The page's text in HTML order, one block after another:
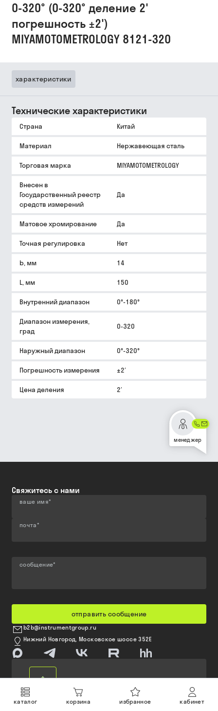
каталог корзина избранное кабинет
0-320° (0-320° деление 2'
погрешность ±2')
MIYAMOTOMETROLOGY 8121-320
характеристики
Технические характеристики
Страна Китай
Материал Нержавеющая сталь
Торговая марка MIYAMOTOMETROLOGY
Внесен в
Государственный реестр
средств измерений
Да
Матовое хромирование Да
Точная регулировка Нет
b, мм 14
L, мм 150
Внутренний диапазон 0°-180°
Диапазон измерения,
град
0-320
Наружный диапазон 0°-320°
Погрешность измерения ±2′
Цена деления 2′
менеджер
Свяжитесь с нами
ваше имя*
почта*
сообщение*
отправить сообщение
b2b@instrumentgroup.ru
Нижний Новгород, Московское шоссе 352Е